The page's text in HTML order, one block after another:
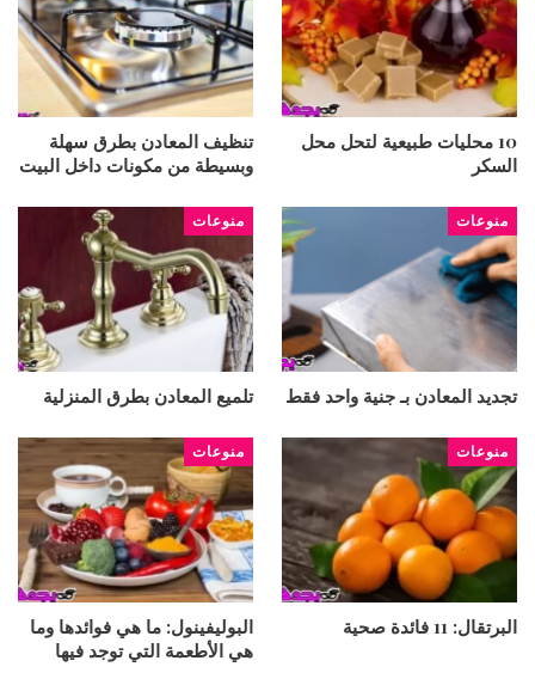
10 محليات طبيعية لتحل محل
السكر
تنظيف المعادن بطرق سهلة
وبسيطة من مكونات داخل البيت
منوعات
تجديد المعادن بـ جنية واحد فقط
منوعات
تلميع المعادن بطرق المنزلية
منوعات
البرتقال: 11 فائدة صحية
منوعات
البوليفينول: ما هي فوائدها وما
هي الأطعمة التي توجد فيها